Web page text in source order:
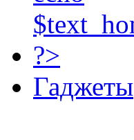
Гаджеты